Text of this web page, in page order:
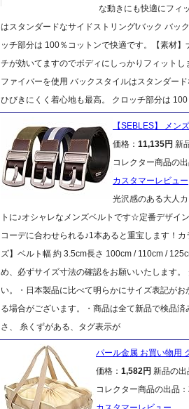
な動きにも快適にフィ
はスタンダードなサイドストリングtバック バッ
ッチ部分は 100％コットンで快適です。【素材
チが効いてますのでボディにしっかりフィット
ファイバーを使用 バックスタイルはスタンダー
ひびきにくく着心地も最高。 クロッチ部分は
【SEBLES】 メン
価格： 11,135円 新
コレクター商品の出
カスタマーレビュー
光沢感のある大人
トに♪オシャレなメンズベルトです☆定番デザイ
コーデに合わせられる♪1本あると重宝します！
ズ】ベルト幅 約 3.5cm長さ 100cm / 110cm /
め、必ずサイズ寸法の確認をお願いいたします
い。・日本製品に比べて明らかにサイズ表記が
る場合がございます。・商品は全て新品で検品
さ、 糸くずがある、タグ表示が
パール金属 お買い物用
価格： 1,582円 新品の出
コレクター商品の出品：